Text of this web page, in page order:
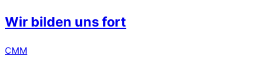
Wir bilden uns fort
CMM